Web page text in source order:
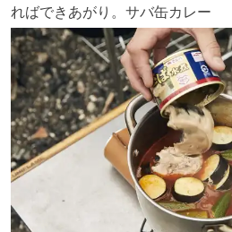
ればできあがり。サバ缶カレー